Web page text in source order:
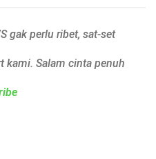
gak perlu ribet, sat-set
kami. Salam cinta penuh